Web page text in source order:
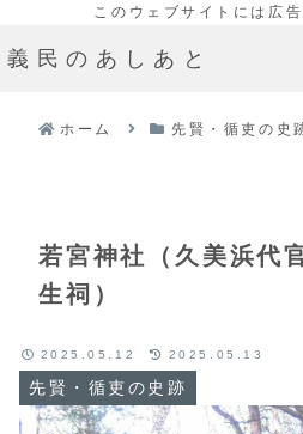
義民のあしあと
ホーム 先賢・循吏の史
若宮神社（久美浜代
生祠）
先賢・循吏の史跡
2025.05.12 2025.05.13